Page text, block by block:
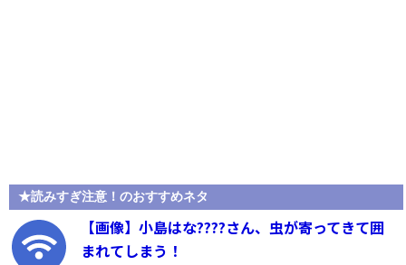
★読みすぎ注意！のおすすめネタ
【画像】小島はな????さん、虫が寄ってきて囲
まれてしまう！